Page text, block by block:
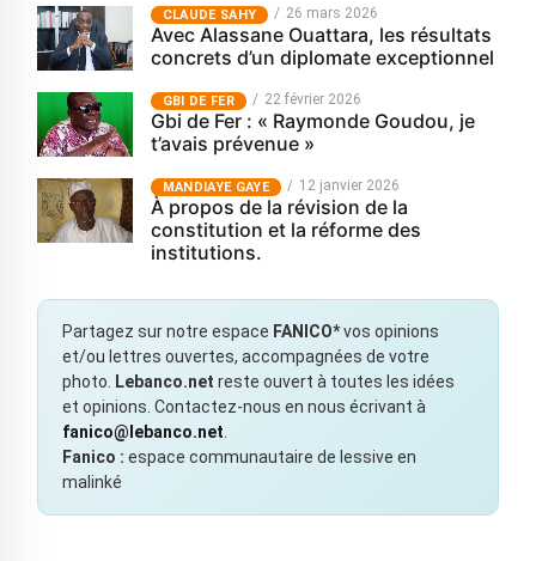
CLAUDE SAHY 26 mars 2026
Avec Alassane Ouattara, les résultats
concrets d’un diplomate exceptionnel
GBI DE FER 22 février 2026
Gbi de Fer : « Raymonde Goudou, je
t’avais prévenue »
MANDIAYE GAYE 12 janvier 2026
À propos de la révision de la
constitution et la réforme des
institutions.
Partagez sur notre espace FANICO*vos opinions
et/ou lettres ouvertes, accompagnées de votre
photo.
Lebanco.net reste ouvert à toutes les idées
et opinions. Contactez-nous en nous écrivant à
fanico@lebanco.net
Fanico : espace communautaire de lessive en
malinké